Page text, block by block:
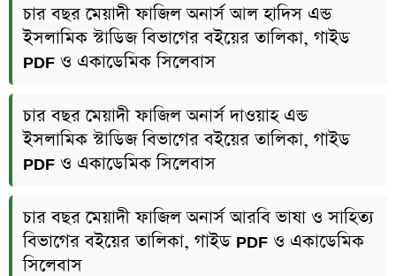
চার বছর মেয়াদী ফাজিল অনার্স আল হাদিস এন্ড
ইসলামিক স্টাডিজ বিভাগের বইয়ের তালিকা, গাইড
PDF ও একাডেমিক সিলেবাস
চার বছর মেয়াদী ফাজিল অনার্স দাওয়াহ এন্ড
ইসলামিক স্টাডিজ বিভাগের বইয়ের তালিকা, গাইড
PDF ও একাডেমিক সিলেবাস
চার বছর মেয়াদী ফাজিল অনার্স আরবি ভাষা ও সাহিত্য
বিভাগের বইয়ের তালিকা, গাইড PDF ও একাডেমিক
সিলেবাস